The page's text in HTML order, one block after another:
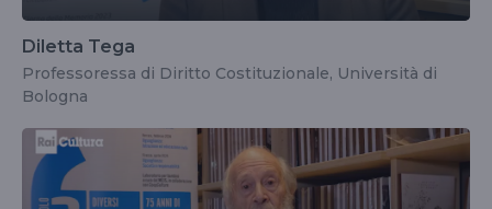
Diletta Tega
Professoressa di Diritto Costituzionale, Università di
Bologna